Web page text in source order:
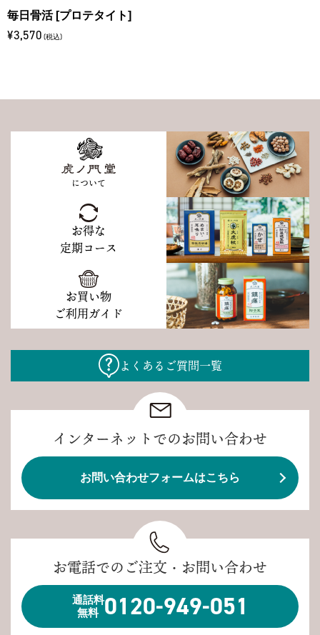
毎日骨活 [プロテタイト]
¥3,570 (税込)
について
お得な
定期コース
お買い物
ご利用ガイド
よくあるご質問一覧
インターネットでのお問い合わせ
お問い合わせフォームはこちら
お電話でのご注文・お問い合わせ
通話料
無料 0120-949-051